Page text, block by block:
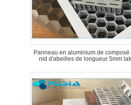
Panneau en aluminium de
nid d'abeilles de longueur 5mm